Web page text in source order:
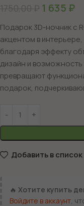
1750,00₽ 1 635 ₽
Подарок 3D-ночник с
акцентом в
благодаря эффекту
дизайн и
превращают
подарок,
Добавить в
🔥 Хотите купить
Войдите в аккаунт ,